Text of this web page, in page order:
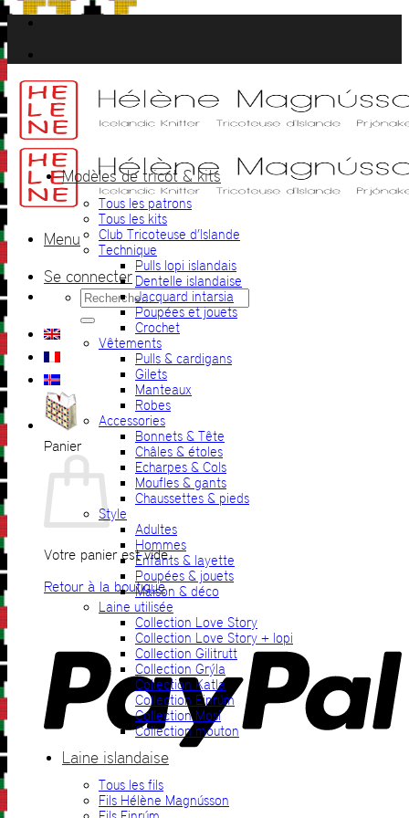
Passer
au
contenu
Menu
Se connecter
Recherche
pour :
Panier
Votre panier est vide.
Retour à la boutique
Modèles de tricot & kits
Tous les patrons
Tous les kits
Club Tricoteuse d’Islande
Technique
Pulls lopi islandais
Dentelle islandaise
Jacquard intarsia
Poupées et jouets
Crochet
Vêtements
Pulls & cardigans
Gilets
Manteaux
Robes
Accessories
Bonnets & Tête
Châles & étoles
Echarpes & Cols
Moufles & gants
Chaussettes & pieds
Style
Adultes
Hommes
Enfants & layette
Poupées & jouets
Maison & déco
Laine utilisée
Collection Love Story
Collection Love Story + lopi
Collection Gilitrutt
Collection Grýla
Collection Katla
Collection Einrúm
Collection Mosi
Collection mouton
Laine islandaise
Tous les fils
Fils Hélène Magnússon